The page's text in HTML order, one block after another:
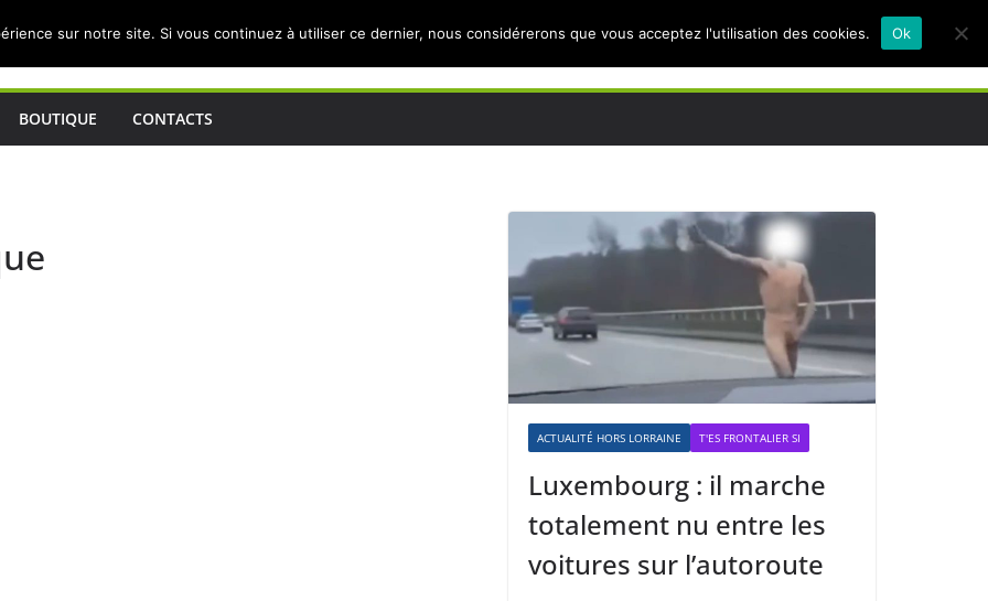
BOUTIQUE CONTACTS
ACTUALITÉ HORS LORRAINE T'ES FRONTALIER SI
Luxembourg : il marche
totalement nu entre les
voitures sur l’autoroute
sur notre site. Si vous continuez à utiliser ce dernier, nous considérerons que vous acceptez l'utilisation des cookies. Ok